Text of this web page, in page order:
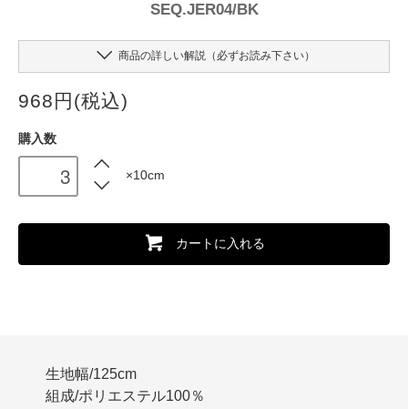
SEQ.JER04/BK
商品の詳しい解説（必ずお読み下さい）
968円(税込)
購入数
×10cm
カートに入れる
生地幅/125cm
組成/ポリエステル100％